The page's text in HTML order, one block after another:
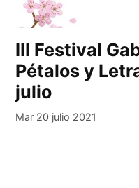
III Festival
Pétalos y
julio
Mar 20 julio 2021